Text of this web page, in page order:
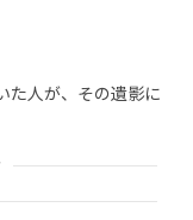
た人が、その遺影に